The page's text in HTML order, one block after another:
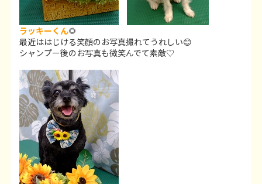
ラッキーくん🌻
最近ははじける笑顔のお写真撮れてうれしい😊
シャンプー後のお写真も微笑んでて素敵♡